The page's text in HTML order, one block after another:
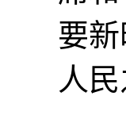
要
人